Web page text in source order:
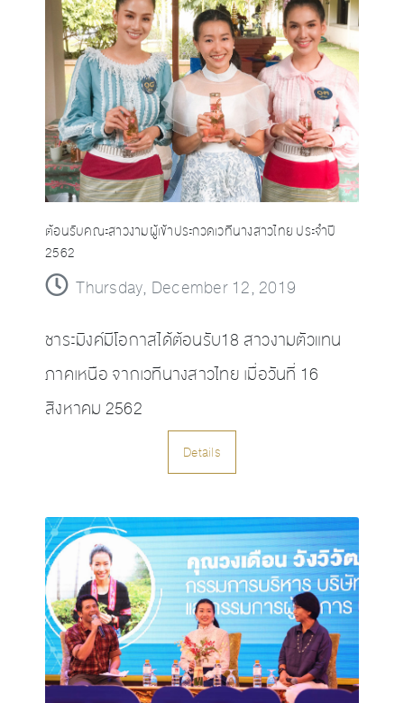
ต้อนรับคณะสาวงามผู้เข้าประกวดเวทีนางสาวไทย ประจำปี
2562
Thursday, December 12, 2019
ชาระมิงค์มีโอกาสได้ต้อนรับ18 สาวงามตัวแทน
ภาคเหนือ จากเวทีนางสาวไทย เมื่อวันที่ 16
สิงหาคม 2562
Details